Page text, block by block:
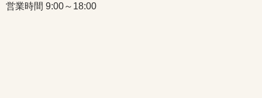
営業時間 9:00～18:00